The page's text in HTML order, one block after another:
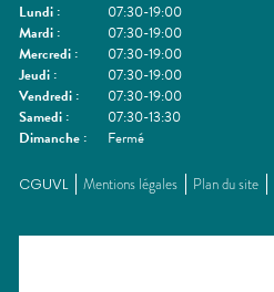
Lundi :
07:30-19:00
Mardi :
07:30-19:00
Mercredi :
07:30-19:00
Jeudi :
07:30-19:00
Vendredi :
07:30-19:00
Samedi :
07:30-13:30
Dimanche : Fermé
CGUVL Mentions légales Plan du site